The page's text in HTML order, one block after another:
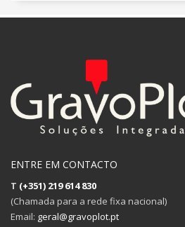
ENTRE EM CONTACTO
T (+351) 219 614 830
(Chamada para a rede fixa nacional)
Email: geral@gravoplot.pt